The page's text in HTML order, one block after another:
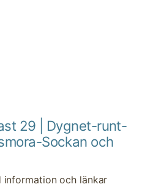
29 | Dygnet-runt-
Sockan och
och länkar